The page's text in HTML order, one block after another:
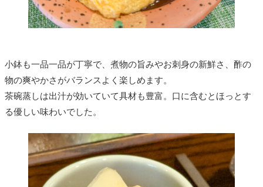
小鉢も一品一品が丁寧で、煮物の旨みやお刺身の新鮮さ、酢の
物の爽やかさがバランスよく楽しめます。
茶碗蒸しは出汁が効いていて具材も豊富。口に含むとほっとす
る優しい味わいでした。